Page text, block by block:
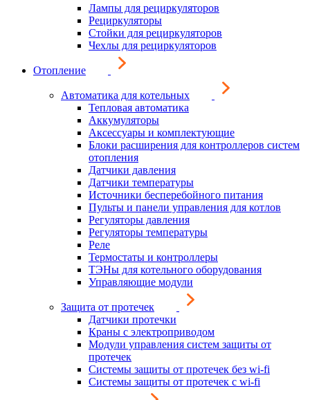
Лампы для рециркуляторов
Рециркуляторы
Стойки для рециркуляторов
Чехлы для рециркуляторов
Отопление
Автоматика для котельных
Тепловая автоматика
Аккумуляторы
Аксессуары и комплектующие
Блоки расширения для контроллеров систем
отопления
Датчики давления
Датчики температуры
Источники бесперебойного питания
Пульты и панели управления для котлов
Регуляторы давления
Регуляторы температуры
Реле
Термостаты и контроллеры
ТЭНы для котельного оборудования
Управляющие модули
Защита от протечек
Датчики протечки
Краны с электроприводом
Модули управления систем защиты от
протечек
Системы защиты от протечек без wi-fi
Системы защиты от протечек с wi-fi